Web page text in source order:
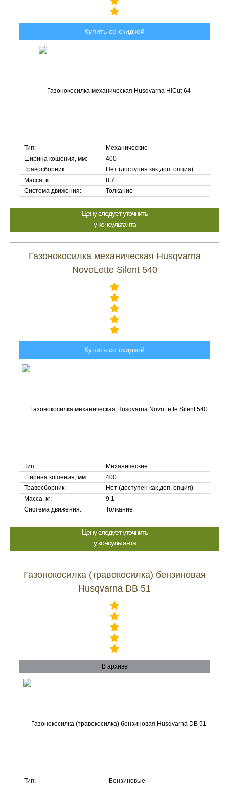
Купить со скидкой
Тип:
Механические
Ширина кошения, мм:
400
Травосборник:
Нет (доступен как доп. опция)
Масса, кг:
8,7
Система движения:
Толкание
Цену следует уточнить
у консультанта
Газонокосилка механическая Husqvarna
NovoLette Silent 540
Купить со скидкой
Тип:
Механические
Ширина кошения, мм:
400
Травосборник:
Нет (доступен как доп. опция)
Масса, кг:
9,1
Система движения:
Толкание
Цену следует уточнить
у консультанта
Газонокосилка (травокосилка) бензиновая
Husqvarna DB 51
В архиве
Тип: Бензиновые